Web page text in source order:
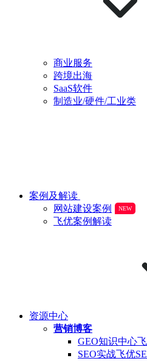
商业服务
跨境出海
SaaS软件
制造业/硬件/工业类
案例及解读
网站建设案例
NEW
飞优案例解读
资源中心
营销博客
GEO知识中心
SEO实战飞优